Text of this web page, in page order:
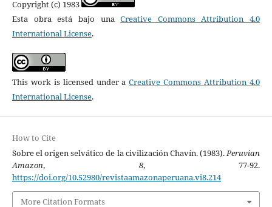
Copyright (c) 1983
Esta obra está bajo unaCreative Commons Attribution 4.0
International License.
This work is licensed under aCreative Commons Attribution 4.0
International License.
How to Cite
Sobre el origen selvático de la civilización Chavín. (1983).Peruvian
Amazon, 8, 77-92.
https://doi.org/10.52980/revistaamazonaperuana.vi8.214
More Citation Formats